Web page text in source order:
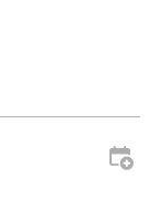
遭损毁、污损或
为无效，不能使
利。
任何损毁、污